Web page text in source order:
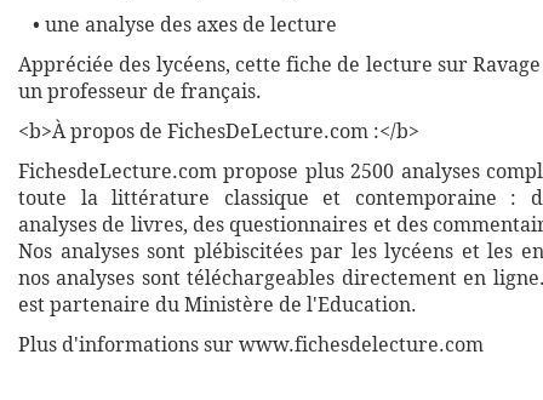
• une analyse des axes de lecture
Appréciée des lycéens, cette fiche de lecture sur
un professeur de français.
<b>À propos de FichesDeLecture.com :</b>
FichesdeLecture.com propose plus 2500 analyses
toute la littérature classique et contemporaine :
analyses de livres, des questionnaires et des
Nos analyses sont plébiscitées par les lycéens et les
nos analyses sont téléchargeables directement en
est partenaire du Ministère de l'Education.
Plus d'informations sur www.fichesdelecture.com